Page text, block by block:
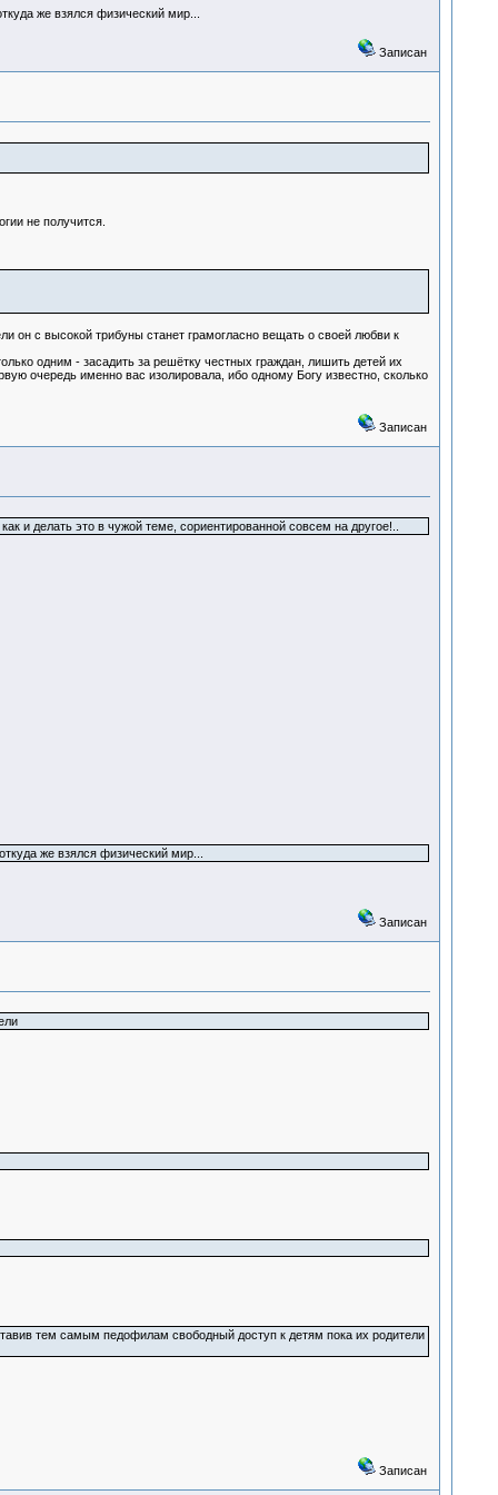
же взялся физический мир...
Записан
не получится.
он с высокой трибуны станет грамогласно вещать о своей любви к
одним - засадить за решётку честных граждан, лишить детей их
очередь именно вас изолировала, ибо одному Богу известно, сколько
Записан
и делать это в чужой теме, сориентированной совсем на другое!..
же взялся физический мир...
Записан
тем самым педофилам свободный доступ к детям пока их родители
Записан